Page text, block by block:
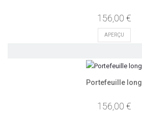
156,00 €
APERÇU
Portefeuille long
156,00 €